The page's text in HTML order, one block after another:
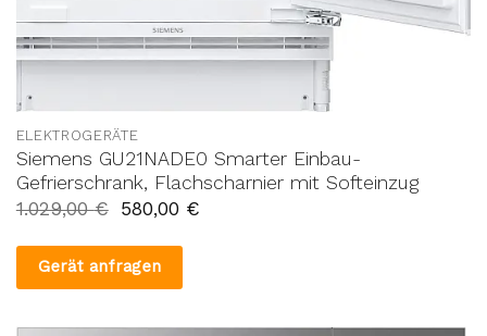
ELEKTROGERÄTE
Siemens GU21NADE0 Smarter Einbau-
Gefrierschrank, Flachscharnier mit Softeinzug
1.029,00€ 580,00 €
Gerät anfragen